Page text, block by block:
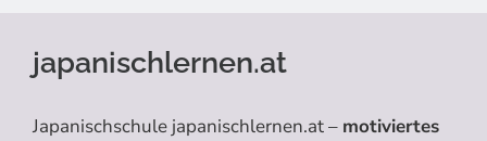
japanischlernen.at
Japanischschule japanischlernen.at – motiviertes